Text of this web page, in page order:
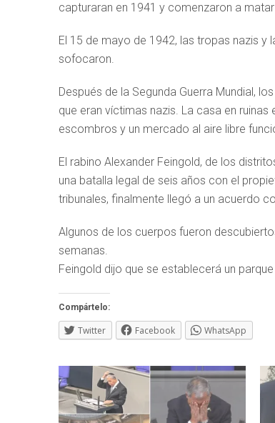
capturaran en 1941 y comenzaron a
El 15 de mayo de 1942, las tropas nazis
sofocaron.
Después de la Segunda Guerra Mundial,
que eran víctimas nazis. La casa en
escombros y un mercado al aire libre
El rabino Alexander Feingold, de los
una batalla legal de seis años con el
tribunales, finalmente llegó a un acuerdo
Algunos de los cuerpos fueron
semanas.
Feingold dijo que se establecerá un
Compártelo:
Twitter Facebook WhatsApp